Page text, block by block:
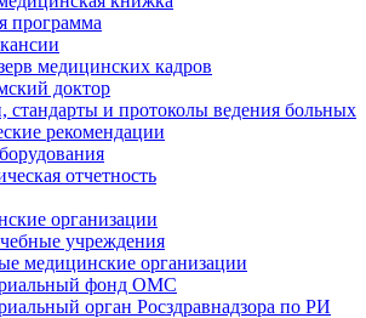
программа
медицинских кадров
доктор
стандарты и протоколы ведения больных
рекомендации
отчетность
организации
учреждения
медицинские организации
фонд ОМС
орган Росздравнадзора по РИ